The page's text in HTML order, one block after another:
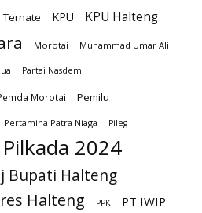
Ternate KPU KPU Halteng
Morotai Muhammad Umar Ali
Partai Nasdem
Morotai
Pemilu
Pertamina Patra Niaga Pileg
Pilkada 2024
Bupati Halteng
Halteng PPK PT IWIP